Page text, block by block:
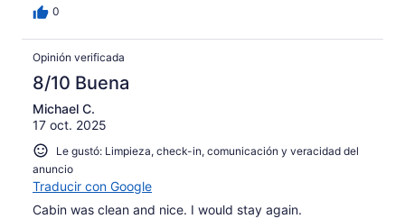
0
Opinión verificada
8/10 Buena
Michael C.
17 oct. 2025
Le gustó: Limpieza, check-in, comunicación y veracidad del
anuncio
Traducir con Google
Cabin was clean and nice. I would stay again.